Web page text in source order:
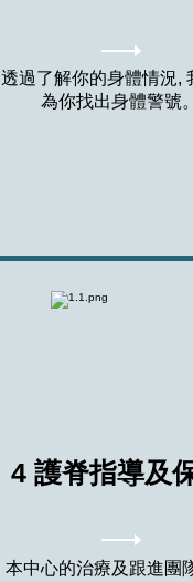
透過了解你的身體情況,
為你找出身體警號。
4 護脊指導及
本中心的治療及跟進團